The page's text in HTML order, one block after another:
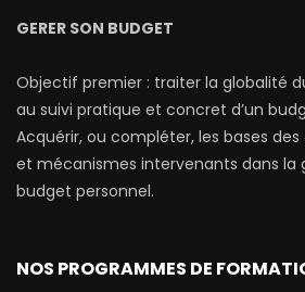
GERER SON BUDGET
Objectif premier : traiter la globalité
au suivi pratique et concret d’un
Acquérir, ou compléter, les bases
et mécanismes intervenants dans la
budget personnel.
NOS PROGRAMMES DE